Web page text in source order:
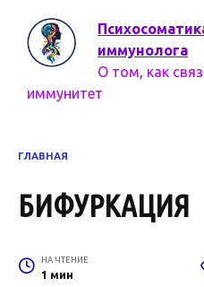
иммунолога
О том, как
иммунитет
ГЛАВНАЯ
БИФУРКАЦИЯ
НА ЧТЕНИЕ
1 мин